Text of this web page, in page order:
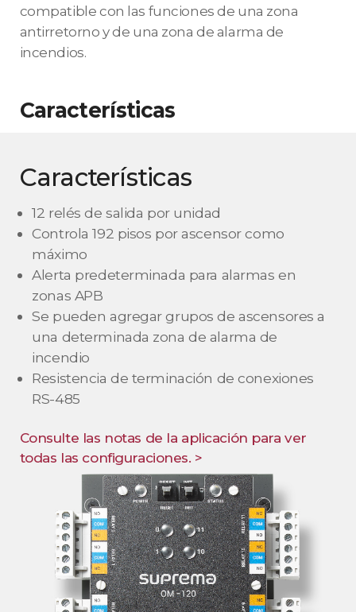
compatible con las funciones de una zona
antirretorno y de una zona de alarma de
incendios.
Características
Características
12 relés de salida por unidad
Controla 192 pisos por ascensor como
máximo
Alerta predeterminada para alarmas en
zonas APB
Se pueden agregar grupos de ascensores a
una determinada zona de alarma de
incendio
Resistencia de terminación de conexiones
RS-485
Consulte las notas de la aplicación para ver
todas las configuraciones. >